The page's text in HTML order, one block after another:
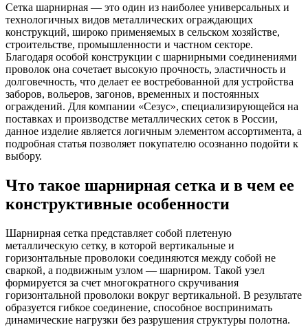
Сетка шарнирная — это один из наиболее универсальных и
технологичных видов металлических ограждающих
конструкций, широко применяемых в сельском хозяйстве,
строительстве, промышленности и частном секторе.
Благодаря особой конструкции с шарнирными соединениями
проволок она сочетает высокую прочность, эластичность и
долговечность, что делает ее востребованной для устройства
заборов, вольеров, загонов, временных и постоянных
ограждений. Для компании «Сезус», специализирующейся на
поставках и производстве металлических сеток в России,
данное изделие является логичным элементом ассортимента, а
подробная статья позволяет покупателю осознанно подойти к
выбору.
Что такое шарнирная сетка и в чем ее
конструктивные особенности
Шарнирная сетка представляет собой плетеную
металлическую сетку, в которой вертикальные и
горизонтальные проволоки соединяются между собой не
сваркой, а подвижным узлом — шарниром. Такой узел
формируется за счет многократного скручивания
горизонтальной проволоки вокруг вертикальной. В результате
образуется гибкое соединение, способное воспринимать
динамические нагрузки без разрушения структуры полотна.